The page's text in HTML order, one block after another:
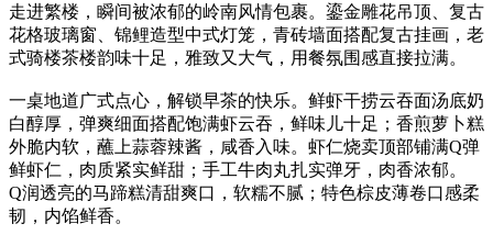
走进繁楼，瞬间被浓郁的岭南风情包裹。鎏金雕花吊顶、复古
花格玻璃窗、锦鲤造型中式灯笼，青砖墙面搭配复古挂画，老
式骑楼茶楼韵味十足，雅致又大气，用餐氛围感直接拉满。
一桌地道广式点心，解锁早茶的快乐。鲜虾干捞云吞面汤底奶
白醇厚，弹爽细面搭配饱满虾云吞，鲜味儿十足；香煎萝卜糕
外脆内软，蘸上蒜蓉辣酱，咸香入味。虾仁烧卖顶部铺满Q弹
鲜虾仁，肉质紧实鲜甜；手工牛肉丸扎实弹牙，肉香浓郁。
Q润透亮的马蹄糕清甜爽口，软糯不腻；特色棕皮薄卷口感柔
韧，内馅鲜香。